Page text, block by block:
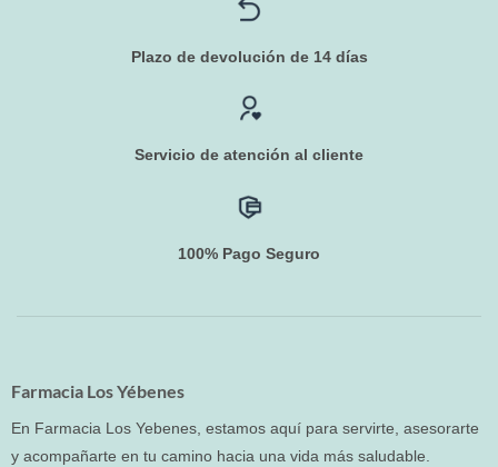
Plazo de devolución de 14 días
Servicio de atención al cliente
100% Pago Seguro
Farmacia Los Yébenes
En Farmacia Los Yebenes, estamos aquí para servirte, asesorarte
y acompañarte en tu camino hacia una vida más saludable.